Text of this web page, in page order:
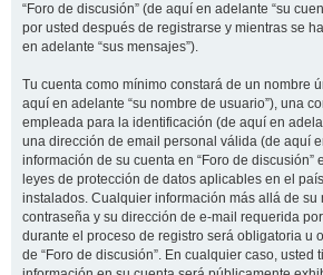
“Foro de discusión” (de aquí en adelante “su
por usted después de registrarse y mientras se
en adelante “sus mensajes”).
Tu cuenta como mínimo constará de un nombre
aquí en adelante “su nombre de usuario”), una
empleada para la identificación (de aquí en
una dirección de email personal válida (de aquí
información de su cuenta en “Foro de discusión”
leyes de protección de datos aplicables en el
instalados. Cualquier información más allá de su
contraseña y su dirección de e-mail requerida
durante el proceso de registro será obligatoria u
de “Foro de discusión”. En cualquier caso, usted